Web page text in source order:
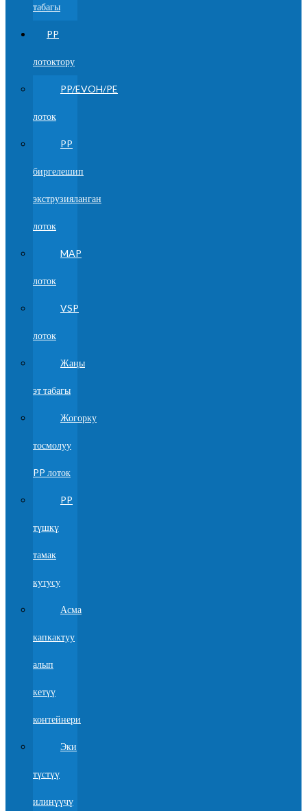
табагы
PP
лотоктору
PP/EVOH/PE
лоток
PP
биргелешип
экструзияланган
лоток
MAP
лоток
VSP
лоток
Жаңы
эт табагы
Жогорку
тосмолуу
PP лоток
PP
түшкү
тамак
кутусу
Асма
капкактуу
алып
кетүү
контейнери
Эки
түстүү
илинүүчү